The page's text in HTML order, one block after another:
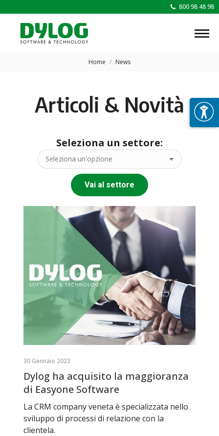
800 98 48 98
Tu sei qui:
Home News
Articoli & Novità
Seleziona un settore:
Vai al settore
30 Gennaio 2023
Dylog ha acquisito la maggioranza
di Easyone Software
La CRM company veneta è specializzata nello
sviluppo di processi di relazione con la
clientela.